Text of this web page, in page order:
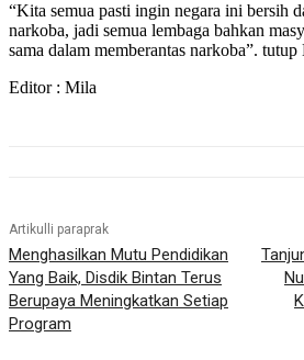
“Kita semua pasti ingin negara ini bersih
narkoba, jadi semua lembaga bahkan
sama dalam memberantas narkoba”. tutup
Editor : Mila
Artikulli paraprak
Menghasilkan Mutu Pendidikan
Yang Baik, Disdik Bintan Terus
Berupaya Meningkatkan Setiap
Program